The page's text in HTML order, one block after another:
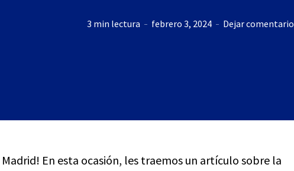
3 min lectura febrero 3, 2024 Dejar comentario
En esta ocasión, les traemos un artículo sobre la